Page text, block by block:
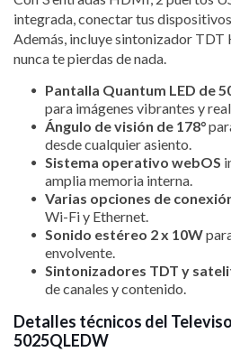
integrada, conectar tus
Además, incluye sintonizador TDT
nunca te pierdas de nada.
Pantalla Quantum LED de
para imágenes vibrantes y
Ángulo de visión de 178°
desde cualquier asiento.
Sistema operativo webOS
amplia memoria interna.
Varias opciones de
Wi-Fi y Ethernet.
Sonido estéreo 2 x 10W
envolvente.
Sintonizadores TDT y
de canales y contenido.
Detalles técnicos del
5025QLEDW